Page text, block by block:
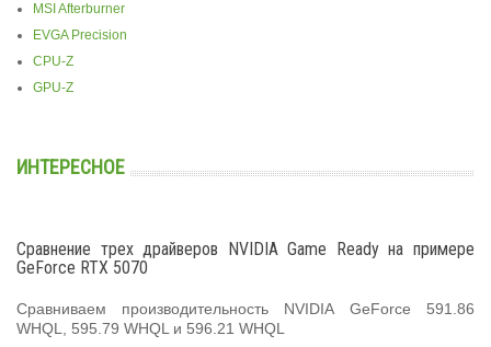
MSI Afterburner
EVGA Precision
CPU-Z
GPU-Z
ИНТЕРЕСНОЕ
Сравнение трех драйверов NVIDIA Game Ready на примере
GeForce RTX 5070
Сравниваем производительность NVIDIA GeForce 591.86
WHQL, 595.79 WHQL и 596.21 WHQL